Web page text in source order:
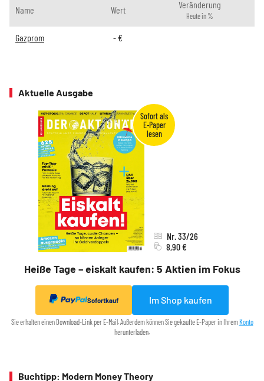
Name Wert Veränderung
Heute in %
Gazprom - €
Aktuelle Ausgabe
Heiße Tage – eiskalt kaufen: 5 Aktien im Fokus
Nr. 33/26
8,90 €
Sofortkauf Im Shop kaufen
Sie erhalten einen Download-Link per E-Mail. Außerdem können Sie gekaufte E-Paper in Ihrem Konto
herunterladen.
Buchtipp: Modern Money Theory